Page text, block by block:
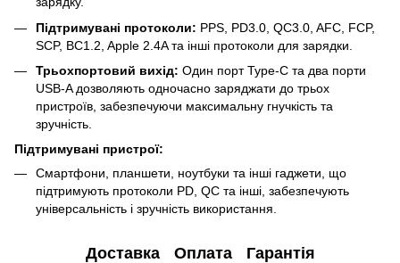
Підтримувані протоколи: PPS, PD3.0, QC3.0, AFC, FCP,
SCP, BC1.2, Apple 2.4A та інші протоколи для зарядки.
Трьохпортовий вихід: Один порт Type-C та два порти
USB-A дозволяють одночасно заряджати до трьох
пристроїв, забезпечуючи максимальну гнучкість та
зручність.
Підтримувані пристрої:
Смартфони, планшети, ноутбуки та інші гаджети, що
підтримують протоколи PD, QC та інші, забезпечують
універсальність і зручність використання.
Доставка Оплата Гарантія